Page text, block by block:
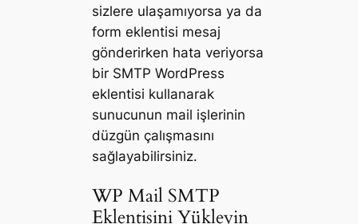
sizlere ulaşamıyorsa ya da
form eklentisi mesaj
gönderirken hata veriyorsa
bir SMTP WordPress
eklentisi kullanarak
sunucunun mail işlerinin
düzgün çalışmasını
sağlayabilirsiniz.
WP Mail SMTP
Eklentisini Yükleyin